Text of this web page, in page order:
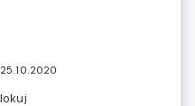
25.10.2020